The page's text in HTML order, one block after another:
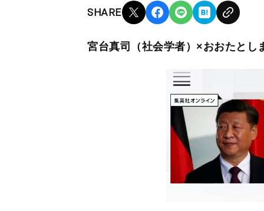
SHARE
宮台真司（社会学者）×おおたとし